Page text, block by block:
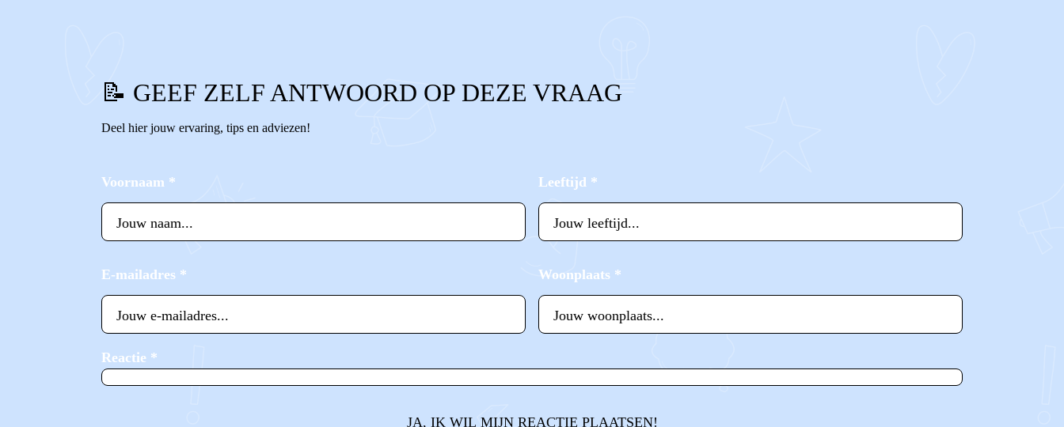
📝 GEEF ZELF ANTWOORD OP DEZE VRAAG
Deel hier jouw ervaring, tips en adviezen!
Voornaam * Leeftijd *
E-mailadres * Woonplaats *
Reactie *
JA, IK WIL MIJN REACTIE PLAATSEN!